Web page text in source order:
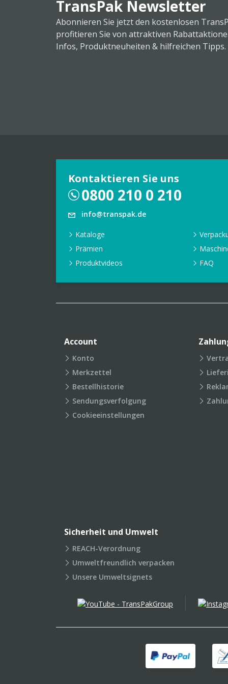
TransPak Newsletter
Abonnieren Sie jetzt den kostenlosen
profitieren Sie von attraktiven
Infos, Produktneuheiten & hilfreichen Tipps.
Kontaktieren Sie uns
0800 210 0 210
info@transpak.de
Kataloge
Prämien
Produktvideos
FAQ
Account
Konto
Merkzettel
Bestellhistorie
Sendungsverfolgung
Cookieeinstellungen
Sicherheit und Umwelt
REACH-Verordnung
Umweltfreundlich verpacken
Unsere Umweltsignets